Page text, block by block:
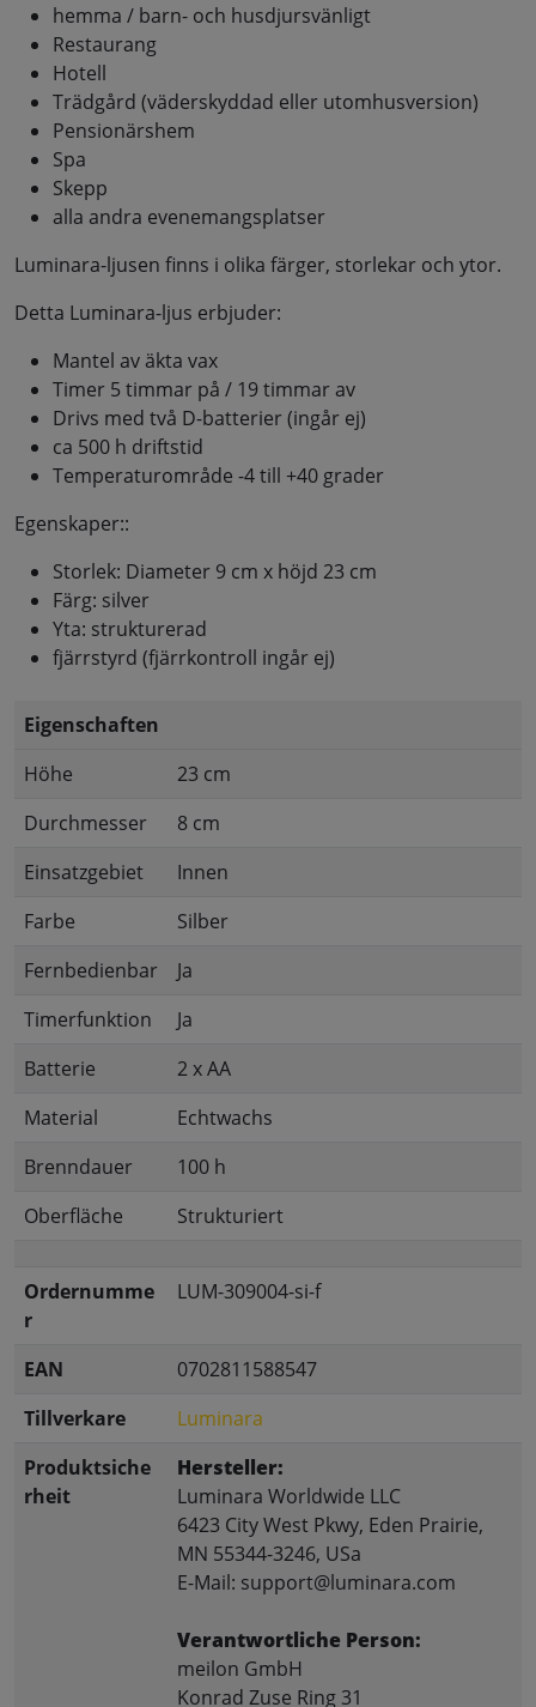
hemma / barn- och husdjursvänligt
Restaurang
Hotell
Trädgård (väderskyddad eller utomhusversion)
Pensionärshem
Spa
Skepp
alla andra evenemangsplatser
Luminara-ljusen finns i olika färger, storlekar och ytor.
Detta Luminara-ljus erbjuder:
Mantel av äkta vax
Timer 5 timmar på / 19 timmar av
Drivs med två D-batterier (ingår ej)
ca 500 h driftstid
Temperaturområde -4 till +40 grader
Egenskaper::
Storlek: Diameter 9 cm x höjd 23 cm
Färg: silver
Yta: strukturerad
fjärrstyrd (fjärrkontroll ingår ej)
Eigenschaften
Höhe
23 cm
Durchmesser
8 cm
Einsatzgebiet
Innen
Farbe
Silber
Fernbedienbar
Ja
Timerfunktion
Ja
Batterie
2 x AA
Material
Echtwachs
Brenndauer
100 h
Oberfläche
Strukturiert
Ordernumme
r
LUM-309004-si-f
EAN
0702811588547
Tillverkare
Luminara
Produktsiche
rheit
Hersteller:
Luminara Worldwide LLC
6423 City West Pkwy, Eden Prairie,
MN 55344-3246, USa
E-Mail: support@luminara.com
Verantwortliche Person:
meilon GmbH
Konrad Zuse Ring 31